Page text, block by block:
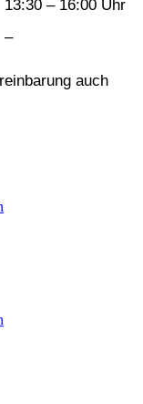
13:30 – 16:00 Uhr
–
auch